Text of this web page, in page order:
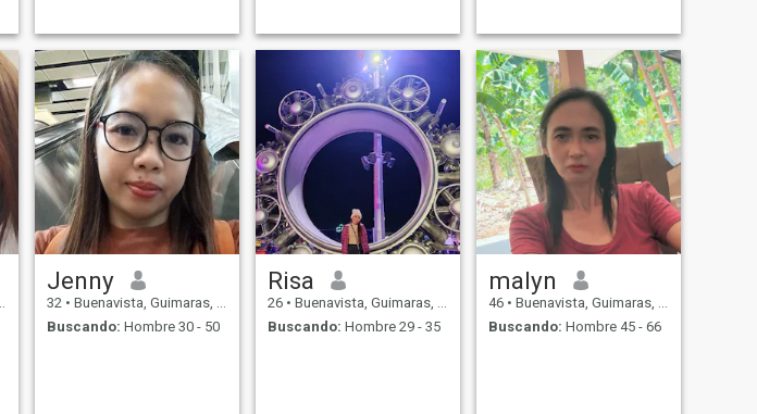
Jenny
32 • Buenavista, Guimaras, Filipinas
Buscando: Hombre 30 - 50
Risa
26 • Buenavista, Guimaras, Filipinas
Buscando: Hombre 29 - 35
malyn
46 • Buenavista, Guimaras, Filipinas
Buscando: Hombre 45 - 66